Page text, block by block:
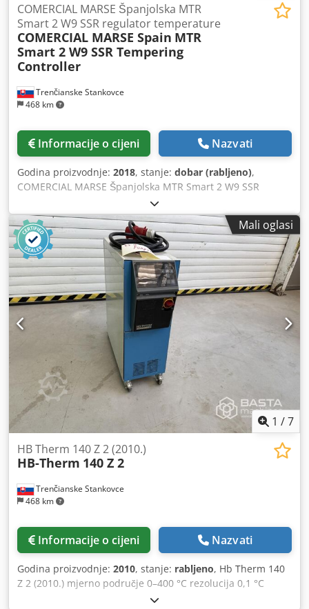
Trenčianske Stankovce
468 km
COMERCIAL MARSE Španjolska MTR
Smart 2 W9 SSR regulator temperature
COMERCIAL MARSE Spain MTR
Smart 2 W9 SSR Tempering
Controller
Informacije o cijeni Nazvati
Godina proizvodnje: 2018, stanje: dobar (rabljeno),
COMERCIAL MARSE Španjolska MTR Smart 2 W9 SSR
regulator temperature Codeu Aq Hxopfx Afqsrf
Mali oglasi
1 /7
Trenčianske Stankovce
468 km
HB Therm 140 Z 2 (2010.)
HB-Therm 140 Z 2
Informacije o cijeni Nazvati
Godina proizvodnje: 2010, stanje: rabljeno, Hb Therm 140
Z 2 (2010.) mjerno područje 0–400 °C rezolucija 0,1 °C
točnost regulacije ± 0,1 k -S tolerancija ±. Mjerno područje